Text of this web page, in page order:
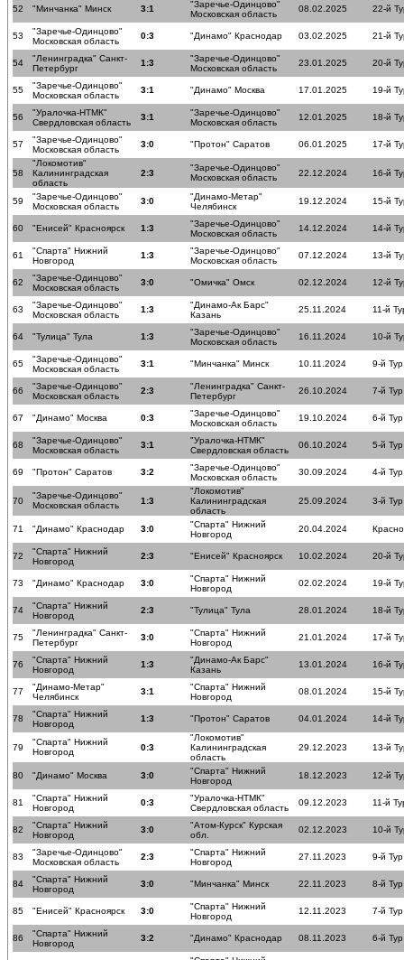
52 "Минчанка" Минск 3:1
"Заречье-Одинцово"
Московская область
08.02.2025 22-й
53
"Заречье-Одинцово"
Московская область
0:3 "Динамо" Краснодар 03.02.2025 21-й
54
"Ленинградка" Санкт-
Петербург
1:3
"Заречье-Одинцово"
Московская область
23.01.2025 20-й
55
"Заречье-Одинцово"
Московская область
3:1 "Динамо" Москва 17.01.2025 19-й
56
"Уралочка-НТМК"
Свердловская область
3:1
"Заречье-Одинцово"
Московская область
12.01.2025 18-й
57
"Заречье-Одинцово"
Московская область
3:0 "Протон" Саратов 06.01.2025 17-й
58
"Локомотив"
Калининградская
область
2:3
"Заречье-Одинцово"
Московская область
22.12.2024 16-й
59
"Заречье-Одинцово"
Московская область
3:0
"Динамо-Метар"
Челябинск
19.12.2024 15-й
60 "Енисей" Красноярск 1:3
"Заречье-Одинцово"
Московская область
14.12.2024 14-й
61
"Спарта" Нижний
Новгород
1:3
"Заречье-Одинцово"
Московская область
07.12.2024 13-й
62
"Заречье-Одинцово"
Московская область
3:0 "Омичка" Омск 02.12.2024 12-й
63
"Заречье-Одинцово"
Московская область
1:3
"Динамо-Ак Барс"
Казань
25.11.2024 11-й
64 "Тулица" Тула 1:3
"Заречье-Одинцово"
Московская область
16.11.2024 10-й
65
"Заречье-Одинцово"
Московская область
3:1 "Минчанка" Минск 10.11.2024 9-й Тур
66
"Заречье-Одинцово"
Московская область
2:3
"Ленинградка" Санкт-
Петербург
26.10.2024 7-й Тур
67 "Динамо" Москва 0:3
"Заречье-Одинцово"
Московская область
19.10.2024 6-й Тур
68
"Заречье-Одинцово"
Московская область
3:1
"Уралочка-НТМК"
Свердловская область
06.10.2024 5-й Тур
69 "Протон" Саратов 3:2
"Заречье-Одинцово"
Московская область
30.09.2024 4-й Тур
70
"Заречье-Одинцово"
Московская область
1:3
"Локомотив"
Калининградская
область
25.09.2024 3-й Тур
71 "Динамо" Краснодар 3:0
"Спарта" Нижний
Новгород
20.04.2024
72
"Спарта" Нижний
Новгород
2:3 "Енисей" Красноярск 10.02.2024 20-й
73 "Динамо" Краснодар 3:0
"Спарта" Нижний
Новгород
02.02.2024 19-й
74
"Спарта" Нижний
Новгород
2:3 "Тулица" Тула 28.01.2024 18-й
75
"Ленинградка" Санкт-
Петербург
3:0
"Спарта" Нижний
Новгород
21.01.2024 17-й
76
"Спарта" Нижний
Новгород
1:3
"Динамо-Ак Барс"
Казань
13.01.2024 16-й
77
"Динамо-Метар"
Челябинск
3:1
"Спарта" Нижний
Новгород
08.01.2024 15-й
78
"Спарта" Нижний
Новгород
1:3 "Протон" Саратов 04.01.2024 14-й
79
"Спарта" Нижний
Новгород
0:3
"Локомотив"
Калининградская
область
29.12.2023 13-й
80 "Динамо" Москва 3:0
"Спарта" Нижний
Новгород
18.12.2023 12-й
81
"Спарта" Нижний
Новгород
0:3
"Уралочка-НТМК"
Свердловская область
09.12.2023 11-й
82
"Спарта" Нижний
Новгород
3:0
"Атом-Курск" Курская
обл.
02.12.2023 10-й
83
"Заречье-Одинцово"
Московская область
2:3
"Спарта" Нижний
Новгород
27.11.2023 9-й Тур
84
"Спарта" Нижний
Новгород
3:0 "Минчанка" Минск 22.11.2023 8-й Тур
85 "Енисей" Красноярск 3:0
"Спарта" Нижний
Новгород
12.11.2023 7-й Тур
86
"Спарта" Нижний
Новгород
3:2 "Динамо" Краснодар 08.11.2023 6-й Тур